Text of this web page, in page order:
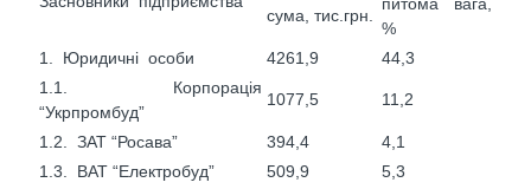
сума, тис.грн.
%
1. Юридичні особи
4261,9
44,3
1.1. Корпорація
“Укрпромбуд”
1077,5 11,2
1.2. ЗАТ “Росава” 394,4
4,1
1.3. ВАТ “Електробуд”
509,9
5,3